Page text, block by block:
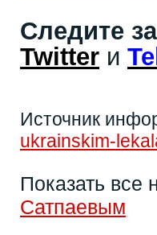
Следите
Twitter и
Источник
ukrainskim-
Показать все
Сатпаевым